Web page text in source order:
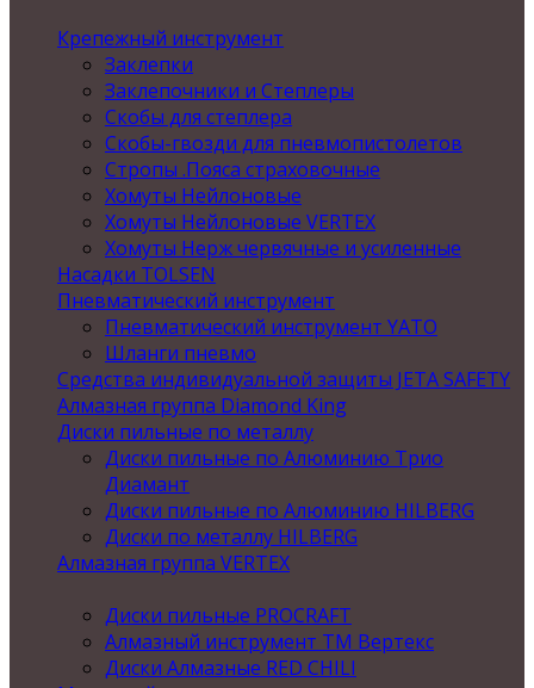
Крепежный инструмент
Заклепки
Заклепочники и Степлеры
Скобы для степлера
Скобы-гвозди для пневмопистолетов
Стропы .Пояса страховочные
Хомуты Нейлоновые
Хомуты Нейлоновые VERTEX
Хомуты Нерж червячные и усиленные
Насадки TOLSEN
Пневматический инструмент
Пневматический инструмент YATO
Шланги пневмо
Средства индивидуальной защиты JETA SAFETY
Алмазная группа Diamond King
Диски пильные по металлу
Диски пильные по Алюминию Трио
Диамант
Диски пильные по Алюминию HILBERG
Диски по металлу HILBERG
Алмазная группа VERTEX
Диски пильные PROCRAFT
Алмазный инструмент ТМ Вертекс
Диски Алмазные RED CHILI